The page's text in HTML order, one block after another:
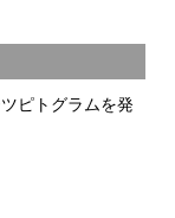
ピトグラムを発